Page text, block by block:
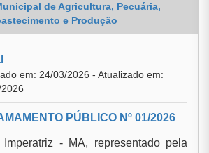
de Agricultura, Pecuária,
e Produção
em: 24/03/2026 - Atualizado em:
PÚBLICO Nº 01/2026
- MA, representado pela